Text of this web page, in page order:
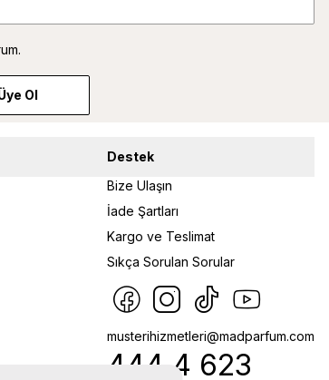
Ol
Destek
Bize Ulaşın
İade Şartları
Kargo ve Teslimat
Sıkça Sorulan Sorular
musterihizmetleri@madparfum.com
444 4 623